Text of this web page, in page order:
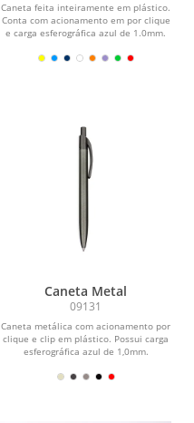
Caneta feita inteiramente em plástico.
Conta com acionamento em por clique
e carga esferográfica azul de 1.0mm.
Caneta Metal
09131
Caneta metálica com acionamento por
clique e clip em plástico. Possui carga
esferográfica azul de 1,0mm.